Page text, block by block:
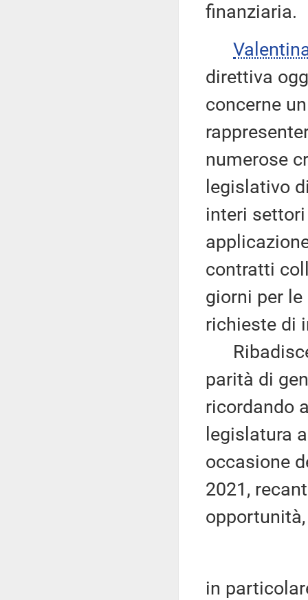
finanziaria.
direttiva
concerne
numerose
legislativo
interi
contratti
giorni per
richieste di
parità di
ricordando
legislatura
occasione
2021,
opportunità,
in